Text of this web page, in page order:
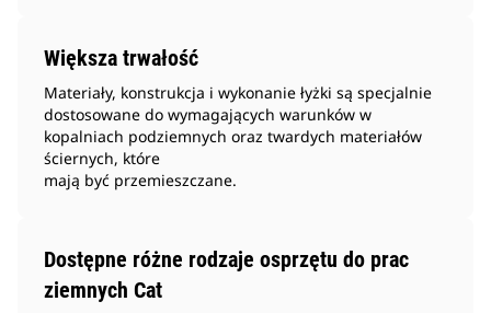
Większa trwałość
Materiały, konstrukcja i wykonanie łyżki są specjalnie
dostosowane do wymagających warunków w
kopalniach podziemnych oraz twardych materiałów
ściernych, które
mają być przemieszczane.
Dostępne różne rodzaje osprzętu do prac
ziemnych Cat